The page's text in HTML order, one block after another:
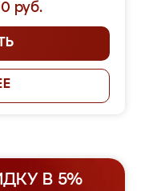
руб.
В 5%